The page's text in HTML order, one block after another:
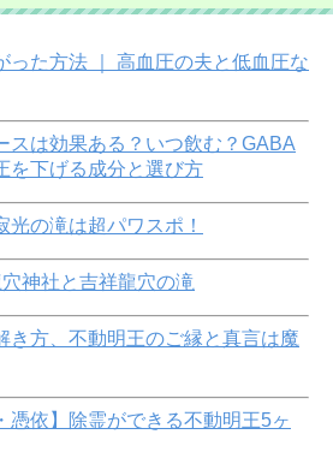
った方法 ｜ 高血圧の夫と低血圧な
スは効果ある？いつ飲む？GABA
を下げる成分と選び方
の滝は超パワスポ！
神社と吉祥龍穴の滝
き方、不動明王のご縁と真言は魔
憑依】除霊ができる不動明王5ヶ